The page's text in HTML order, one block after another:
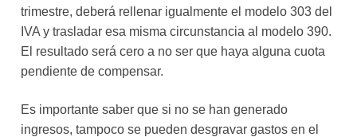
trimestre, deberá rellenar igualmente el modelo 303 del
IVA y trasladar esa misma circunstancia al modelo 390.
El resultado será cero a no ser que haya alguna cuota
pendiente de compensar.
Es importante saber que si no se han generado
ingresos, tampoco se pueden desgravar gastos en el